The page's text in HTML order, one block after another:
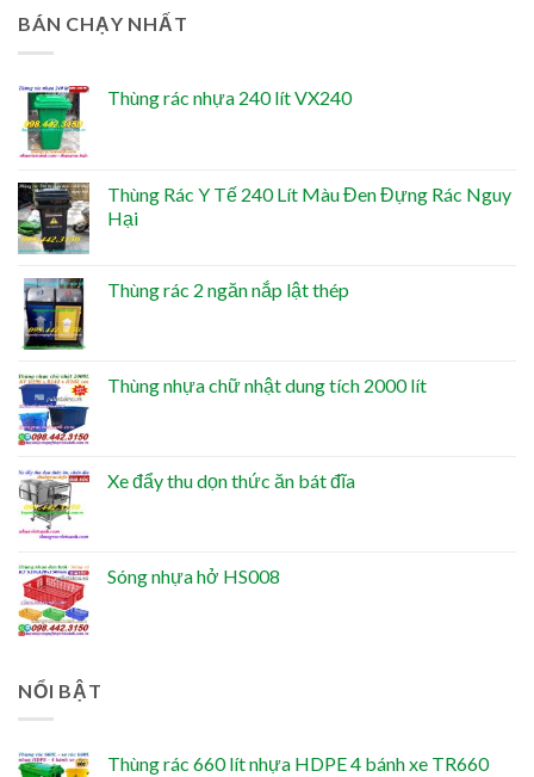
BÁN CHẠY NHẤT
Thùng rác nhựa 240 lít VX240
Thùng Rác Y Tế 240 Lít Màu Đen Đựng Rác Nguy
Hại
Thùng rác 2 ngăn nắp lật thép
Thùng nhựa chữ nhật dung tích 2000 lít
Xe đẩy thu dọn thức ăn bát đĩa
Sóng nhựa hở HS008
NỔI BẬT
Thùng rác 660 lít nhựa HDPE 4 bánh xe TR660